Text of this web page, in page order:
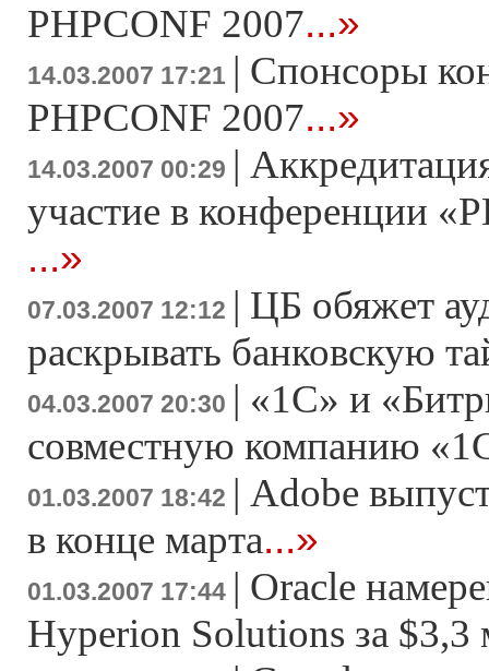
PHPCONF 2007...»
14.03.2007 17:21 | Спонсоры
PHPCONF 2007...»
14.03.2007 00:29 |
участие в конференции
...»
07.03.2007 12:12 | ЦБ обяжет
раскрывать банковскую
04.03.2007 20:30 | «1С» и
совместную компанию
01.03.2007 18:42 | Adobe
в конце марта...»
01.03.2007 17:44 | Oracle
Hyperion Solutions за